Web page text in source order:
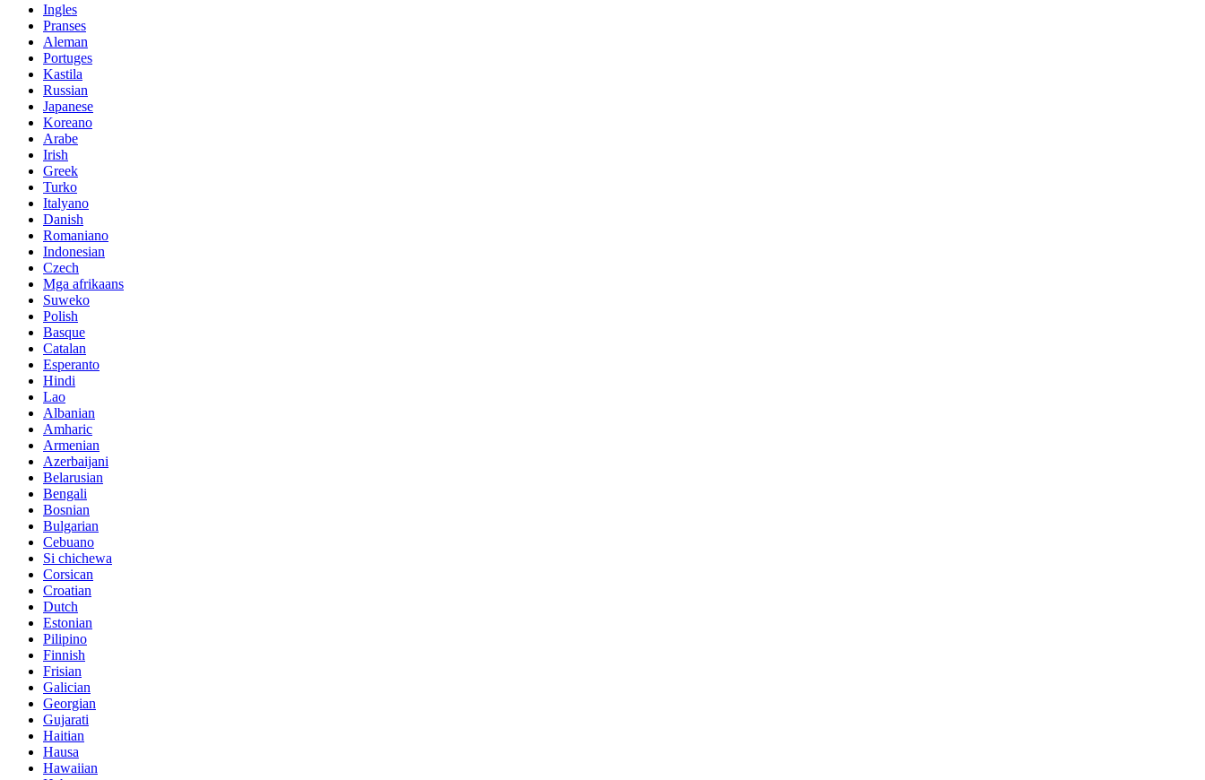
Ingles
Pranses
Aleman
Portuges
Kastila
Russian
Japanese
Koreano
Arabe
Irish
Greek
Turko
Italyano
Danish
Romaniano
Indonesian
Czech
Mga afrikaans
Suweko
Polish
Basque
Catalan
Esperanto
Hindi
Lao
Albanian
Amharic
Armenian
Azerbaijani
Belarusian
Bengali
Bosnian
Bulgarian
Cebuano
Si chichewa
Corsican
Croatian
Dutch
Estonian
Pilipino
Finnish
Frisian
Galician
Georgian
Gujarati
Haitian
Hausa
Hawaiian